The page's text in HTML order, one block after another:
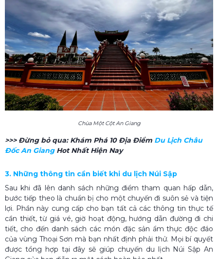
Chùa Một Cột An Giang
>>> Đừng bỏ qua: Khám Phá 10 Địa Điểm Du Lịch Châu
Đốc An Giang Hot Nhất Hiện Nay
3. Những thông tin cần biết khi du lịch Núi Sập
Sau khi đã lên danh sách những điểm tham quan hấp dẫn,
bước tiếp theo là chuẩn bị cho một chuyến đi suôn sẻ và tiện
lợi. Phần này cung cấp cho bạn tất cả các thông tin thực tế
cần thiết, từ giá vé, giờ hoạt động, hướng dẫn đường đi chi
tiết, cho đến danh sách các món đặc sản ẩm thực độc đáo
của vùng Thoại Sơn mà bạn nhất định phải thử. Mọi bí quyết
được tổng hợp tại đây sẽ giúp chuyến du lịch Núi Sập An